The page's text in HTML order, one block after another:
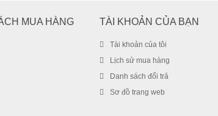
MUA HÀNG TÀI KHOẢN CỦA BẠN
Tài khoản của tôi
Lịch sử mua hàng
Danh sách đổi trả
Sơ đồ trang web